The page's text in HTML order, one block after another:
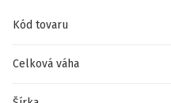
Kód tovaru
Celková váha